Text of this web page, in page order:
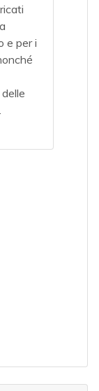
e per i